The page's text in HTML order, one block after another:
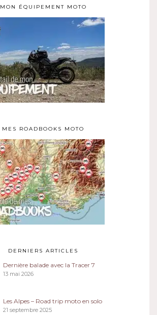
MON ÉQUIPEMENT MOTO
MES ROADBOOKS MOTO
DERNIERS ARTICLES
Dernière balade avec la Tracer 7
13 mai 2026
Les Alpes – Road trip moto en solo
21 septembre 2025